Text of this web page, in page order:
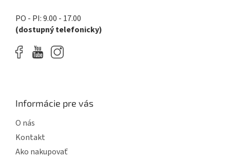
PO - PI: 9.00 - 17.00
(dostupný telefonicky)
Informácie pre vás
O nás
Kontakt
Ako nakupovať